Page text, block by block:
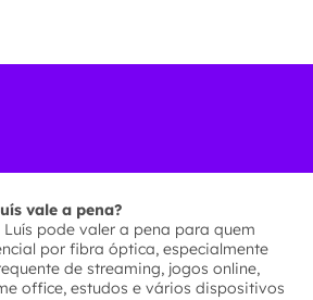
vale a pena?
pode valer a pena para quem
por fibra óptica, especialmente
de streaming, jogos online,
office, estudos e vários dispositivos